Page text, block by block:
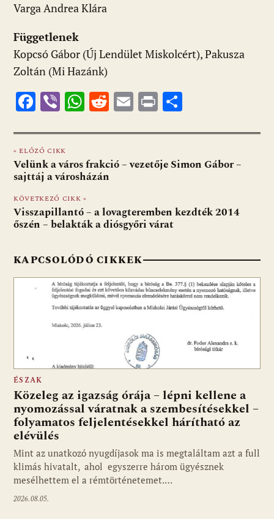
Varga Andrea Klára
Függetlenek
Kopcsó Gábor (Új Lendület Miskolcért), Pakusza
Zoltán (Mi Hazánk)
F
e
b
o
o
k
Vi
er
W
at
s
A
p
p
R
d
di
E
ai
l
Pr
t za
m
« ELŐZŐ CIKK
Velünk a város frakció – vezetője Simon Gábor –
sajttáj a városházán
KÖVETKEZŐ CIKK »
Visszapillantó – a lovagteremben kezdték 2014
őszén – belakták a diósgyőri várat
KAPCSOLÓDÓ CIKKEK
ÉSZAK
Közeleg az igazság órája – lépni kellene a
nyomozással váratnak a szembesítésekkel –
folyamatos feljelentésekkel hárítható az
elévülés
Mint az unatkozó nyugdíjasok ma is megtaláltam azt a full
klimás hivatalt, ahol egyszerre három ügyésznek
mesélhettem el a rémtörténetemet.…
2026.08.05.